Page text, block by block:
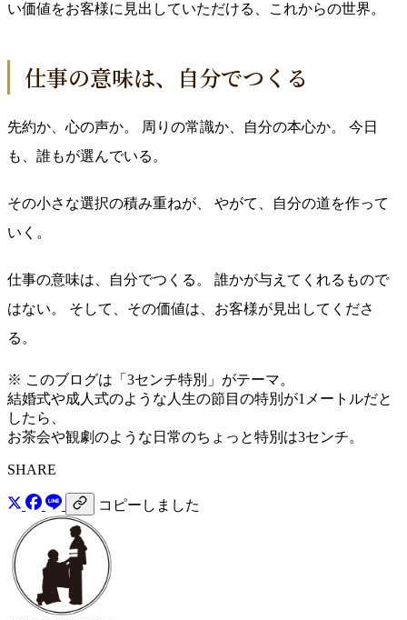
い価値をお客様に見出していただける、これからの世界。
仕事の意味は、自分でつくる
先約か、心の声か。 周りの常識か、自分の本心か。 今日
も、誰もが選んでいる。
その小さな選択の積み重ねが、 やがて、自分の道を作って
いく。
仕事の意味は、自分でつくる。 誰かが与えてくれるもので
はない。 そして、その価値は、お客様が見出してくださ
る。
※ このブログは「3センチ特別」がテーマ。
結婚式や成人式のような人生の節目の特別が1メートルだと
したら、
お茶会や観劇のような日常のちょっと特別は3センチ。
SHARE
コピーしました